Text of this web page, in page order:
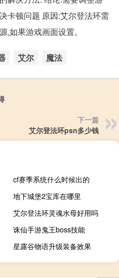
卡顿问题 原因:艾尔登法环需
,如果游戏画面设置。
艾尔 魔法
下一篇
艾尔登法环psn多少钱
cf赛季系统什么时候出的
地下城堡2宝库在哪里
艾尔登法环灵魂水母好用吗
诛仙手游鬼王boss技能
星露谷物语升级装备效果